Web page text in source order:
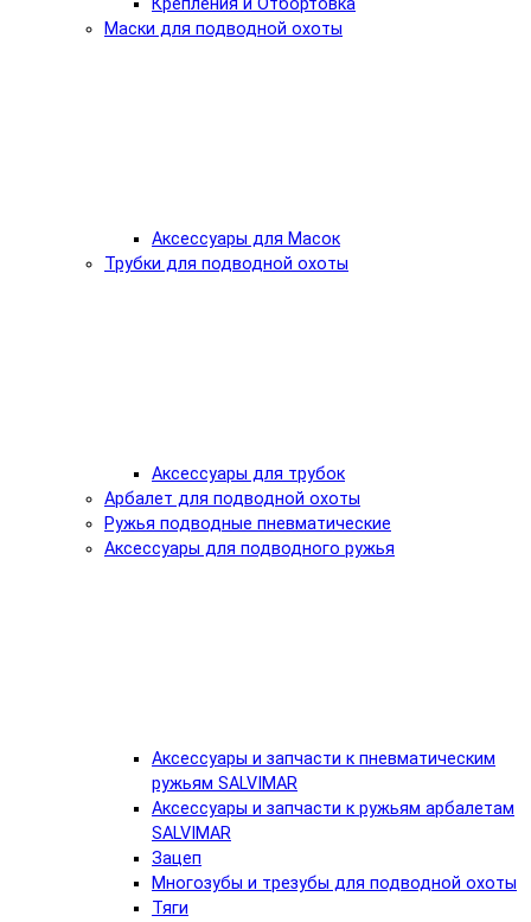
Крепления и Отбортовка
Маски для подводной охоты
Аксессуары для Масок
Трубки для подводной охоты
Аксессуары для трубок
Арбалет для подводной охоты
Ружья подводные пневматические
Аксессуары для подводного ружья
Аксессуары и запчасти к пневматическим
ружьям SALVIMAR
Аксессуары и запчасти к ружьям арбалетам
SALVIMAR
Зацеп
Многозубы и трезубы для подводной охоты
Тяги